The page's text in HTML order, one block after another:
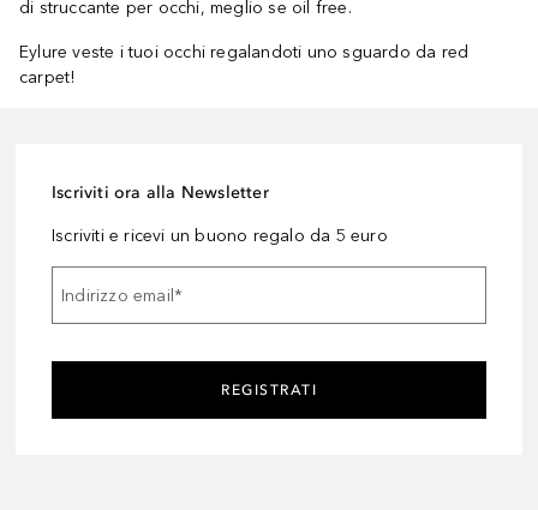
di struccante per occhi, meglio se oil free.
Eylure veste i tuoi occhi regalandoti uno sguardo da red
carpet!
Iscriviti ora alla Newsletter
Iscriviti e ricevi un buono regalo da 5 euro
Indirizzo email *
REGISTRATI